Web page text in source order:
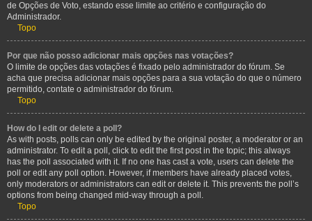
de Opções de Voto, estando esse limite ao critério e configuração do
Administrador.
Topo
Por que não posso adicionar mais opções nas votações?
O limite de opções das votações é fixado pelo administrador do fórum. Se
acha que precisa adicionar mais opções para a sua votação do que o número
permitido, contate o administrador do fórum.
Topo
How do I edit or delete a poll?
As with posts, polls can only be edited by the original poster, a moderator or an
administrator. To edit a poll, click to edit the first post in the topic; this always
has the poll associated with it. If no one has cast a vote, users can delete the
poll or edit any poll option. However, if members have already placed votes,
only moderators or administrators can edit or delete it. This prevents the poll’s
options from being changed mid-way through a poll.
Topo